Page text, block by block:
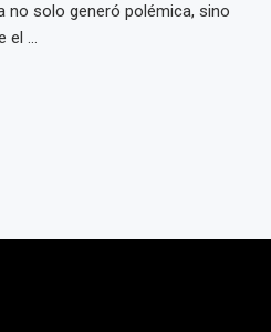
no solo generó polémica, sino
el ...